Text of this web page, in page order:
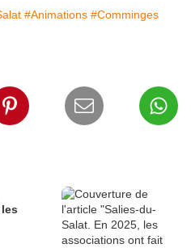
#Animations #Comminges